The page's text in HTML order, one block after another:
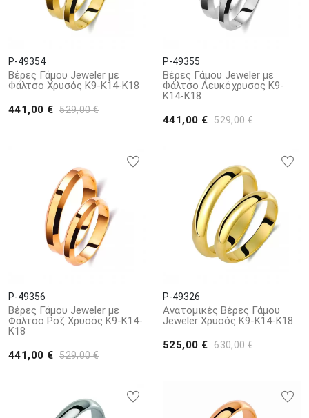
P-49354
Βέρες Γάμου Jeweler με
Φάλτσο Χρυσός Κ9-Κ14-Κ18
441,00 € 529,00 €
P-49355
Βέρες Γάμου Jeweler με
Φάλτσο Λευκόχρυσος Κ9-
Κ14-Κ18
441,00 € 529,00 €
P-49356
Βέρες Γάμου Jeweler με
Φάλτσο Ροζ Χρυσός Κ9-Κ14-
Κ18
441,00 € 529,00 €
P-49326
Ανατομικές Βέρες Γάμου
Jeweler Χρυσός Κ9-Κ14-Κ18
525,00 € 630,00 €